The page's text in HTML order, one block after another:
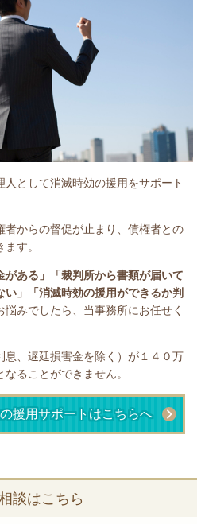
として消滅時効の援用をサポート
者からの督促が止まり、債権者との
す。
がある」
「裁判所から書類が届いて
い」「消滅時効の援用ができるか判
悩みでしたら、当事務所にお任せく
、遅延損害金を除く）が１４０万
ることができません。
援用サポートはこちらへ
談はこちら